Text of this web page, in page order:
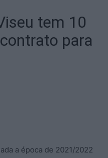
tem 10
para
a época de 2021/2022